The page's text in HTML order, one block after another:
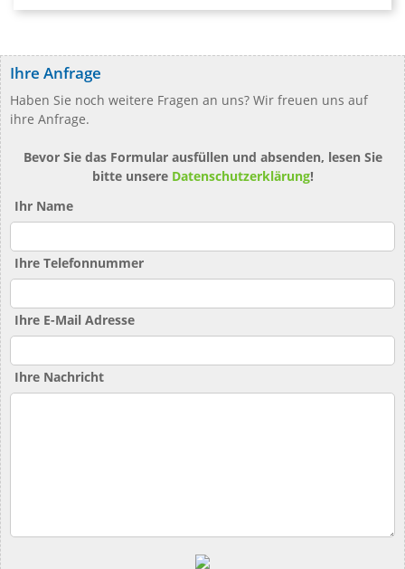
Ihre Anfrage
Haben Sie noch weitere Fragen an uns? Wir freuen uns auf
ihre Anfrage.
Bevor Sie das Formular ausfüllen und absenden, lesen Sie
bitte unsere Datenschutzerklärung!
Ihr Name
Ihre Telefonnummer
Ihre E-Mail Adresse
Ihre Nachricht